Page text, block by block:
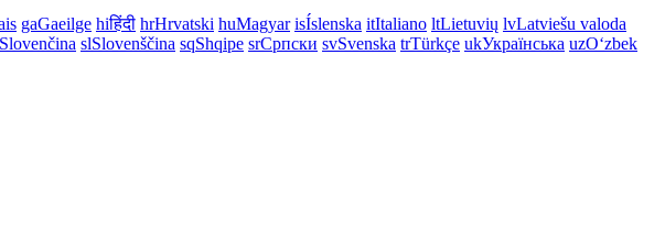
gaGaeilge hiहिंदी hrHrvatski huMagyar isÍslenska itItaliano ltLietuvių lvLatviešu valoda
Slovenčina slSlovenščina sqShqipe srСрпски svSvenska trTürkçe ukУкраїнська uzOʻzbek